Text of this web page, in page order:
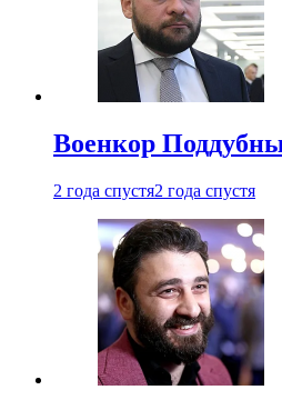
Военкор
2 года спустя2 года спустя